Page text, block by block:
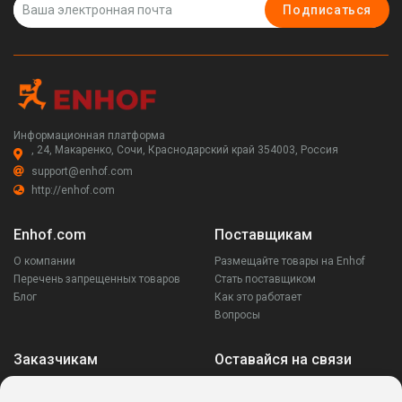
Подписаться
Информационная платформа
, 24, Макаренко, Сочи, Краснодарский край 354003, Россия
support@enhof.com
http://enhof.com
Enhof.com
О компании
Перечень запрещенных товаров
Блог
Поставщикам
Размещайте товары на Enhof
Стать поставщиком
Как это работает
Вопросы
Заказчикам Оставайся на связи